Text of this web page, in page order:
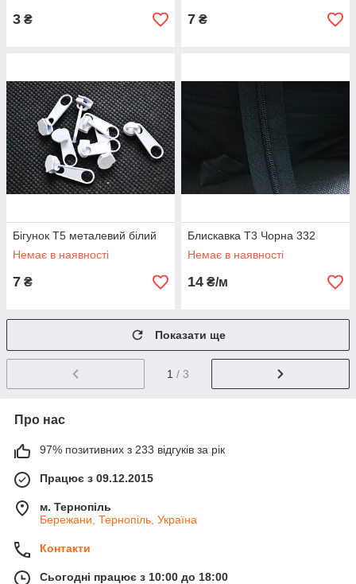
3 ₴ 7 ₴
Бігунок Т5 металевий білий
Немає в наявності
7 ₴
Блискавка Т3 Чорна 332
Немає в наявності
14 ₴/м
Показати ще
1 / 3
Про нас
97% позитивних з 233 відгуків за рік
Працює з 09.12.2015
м. Тернопіль
Бережани, Тернопіль, Україна
Контакти
Сьогодні працює з 10:00 до 18:00